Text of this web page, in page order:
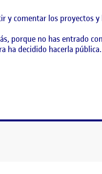
y comentar los proyectos y
porque no has entrado
ha decidido hacerla pública.